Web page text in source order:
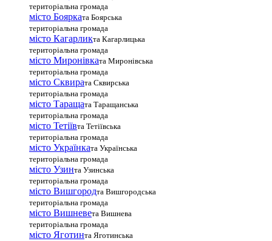
територіальна громада
місто Боярката Боярська
територіальна громада
місто Кагарликта Кагарлицька
територіальна громада
місто Миронівката Миронівська
територіальна громада
місто Сквирата Сквирська
територіальна громада
місто Таращата Таращанська
територіальна громада
місто Тетіївта Тетіївська
територіальна громада
місто Українката Українська
територіальна громада
місто Узинта Узинська
територіальна громада
місто Вишгородта Вишгородська
територіальна громада
місто Вишневета Вишнева
територіальна громада
місто Яготинта Яготинська